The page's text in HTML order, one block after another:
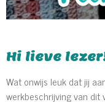
Hi lieve
Wat onwijs leuk dat jij
werkbeschrijving van